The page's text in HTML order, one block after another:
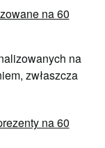
na 60
na
zwłaszcza
na 60